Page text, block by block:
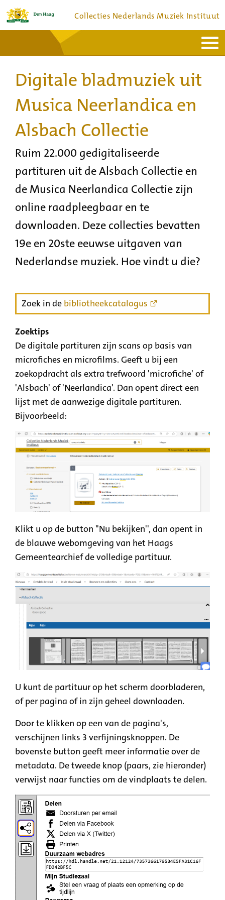
Collecties Nederlands Muziek Instituut
Bronnen en collecties
Dienstverlening
Bezoek
Over
Digitale bladmuziek uit
Musica Neerlandica en
Alsbach Collectie
Ruim 22.000 gedigitaliseerde
partituren uit de Alsbach Collectie en
de Musica Neerlandica Collectie zijn
online raadpleegbaar en te
downloaden. Deze collecties bevatten
19e en 20ste eeuwse uitgaven van
Nederlandse muziek. Hoe vindt u die?
Zoek in de bibliotheekcatalogus
Zoektips
De digitale partituren zijn scans op basis van
microfiches en microfilms. Geeft u bij een
zoekopdracht als extra trefwoord 'microfiche' of
'Alsbach' of 'Neerlandica'. Dan opent direct een
lijst met de aanwezige digitale partituren.
Bijvoorbeeld:
Klikt u op de button "Nu bekijken'', dan opent in
de blauwe webomgeving van het Haags
Gemeentearchief de volledige partituur.
U kunt de partituur op het scherm doorbladeren,
of per pagina of in zijn geheel downloaden.
Door te klikken op een van de pagina's,
verschijnen links 3 verfijningsknoppen. De
bovenste button geeft meer informatie over de
metadata. De tweede knop (paars, zie hieronder)
verwijst naar functies om de vindplaats te delen.